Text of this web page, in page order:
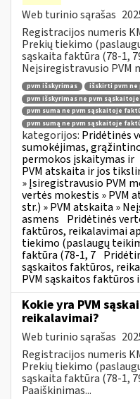
Web turinio sąrašas
Registracijos numeris
Prekių tiekimo
sąskaita faktūra (78-1,
Neįsiregistravusio PVM
pvm išskyrimas
išskirti pvm
pvm išskyrimas ne pvm
pvm suma ne pvm sąskaitoje
pvm sumą ne pvm sąskaitoje
kategorijos: Pridėtinės
sumokėjimas,
permokos įskaitymas ir
PVM atskaita ir jos
» Įsiregistravusio PVM
vertės mokestis » PVM
str.) » PVM atskaita »
asmens Pridėtinės
faktūros, reikalavimai
tiekimo (paslaugų
faktūra (78-1, 7
sąskaitos faktūros,
PVM sąskaitos faktūros
Kokie yra PVM
reikalavimai?
Web turinio sąrašas
Registracijos numeris
Prekių tiekimo
sąskaita faktūra (78-1,
Paaiškinimas...